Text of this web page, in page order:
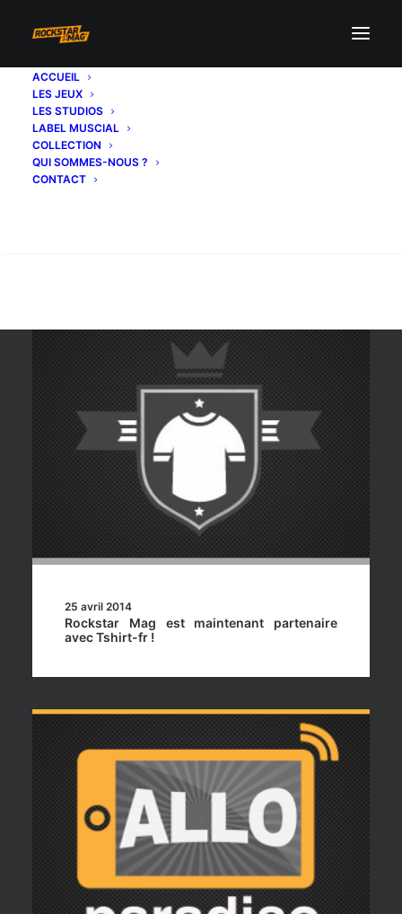
ACCUEIL
LES JEUX
LES STUDIOS
LABEL MUSCIAL
COLLECTION
QUI SOMMES-NOUS ?
CONTACT
25 avril 2014
Rockstar Mag est maintenant partenaire
avec Tshirt-fr !